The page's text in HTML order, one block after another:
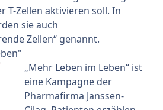
T-Zellen aktivieren soll. In
sie auch
Zellen“ genannt.
„Mehr Leben im Leben“ ist
eine Kampagne der
Pharmafirma Janssen-